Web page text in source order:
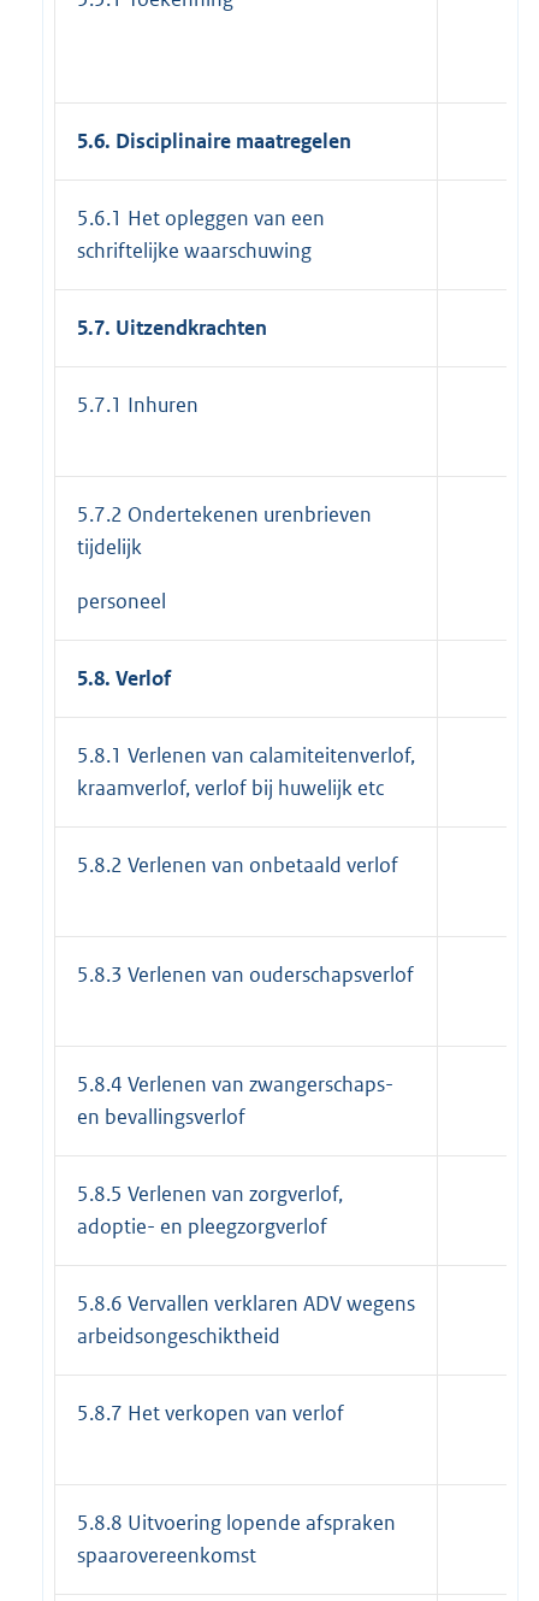
5.6. Disciplinaire maatregelen
5.6.1 Het opleggen van een
schriftelijke waarschuwing
5.7. Uitzendkrachten
5.7.1 Inhuren
5.7.2 Ondertekenen urenbrieven
tijdelijk
personeel
5.8. Verlof
5.8.1 Verlenen van calamiteitenverlof,
kraamverlof, verlof bij huwelijk etc
5.8.2 Verlenen van onbetaald verlof
5.8.3 Verlenen van ouderschapsverlof
5.8.4 Verlenen van zwangerschaps-
en bevallingsverlof
5.8.5 Verlenen van zorgverlof,
adoptie- en pleegzorgverlof
5.8.6 Vervallen verklaren ADV wegens
arbeidsongeschiktheid
5.8.7 Het verkopen van verlof
5.8.8 Uitvoering lopende afspraken
spaarovereenkomst